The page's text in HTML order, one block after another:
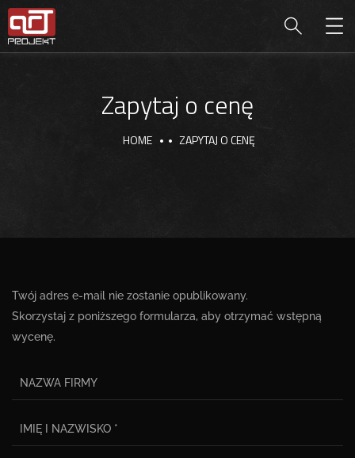
Zapytaj o cenę
HOME ZAPYTAJ O CENĘ
Twój adres e-mail nie zostanie opublikowany.
Skorzystaj z poniższego formularza, aby otrzymać wstępną
wycenę.